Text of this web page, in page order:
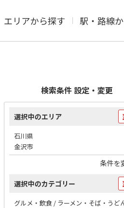
エリアから探す 駅・路線
検索条件 設定・変更
選択中のエリア
石川県
金沢市
条件を
選択中のカテゴリー
グルメ・飲食 / ラーメン・そば・うど